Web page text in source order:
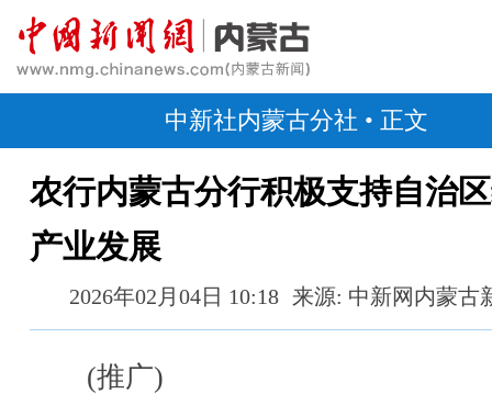
中新社内蒙古分社 • 正文
农行内蒙古分行积极支持自治
产业发展
2026年02月04日 10:18 来源: 中新网内蒙古
(推广)